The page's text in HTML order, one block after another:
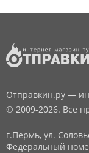
Отправкин.ру —
© 2009-2026. Все
г.Пермь, ул.
Федеральный